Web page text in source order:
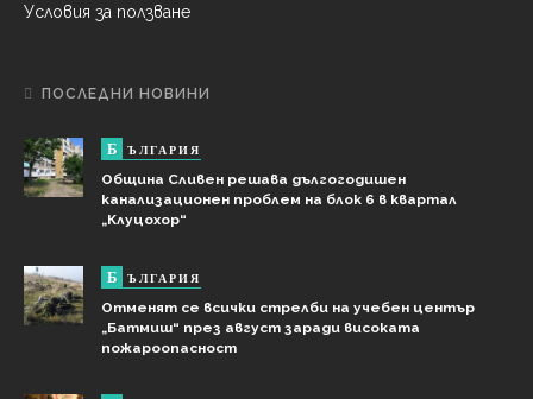
Условия за ползване
ПОСЛЕДНИ НОВИНИ
Б ЪЛГАРИЯ
Община Сливен решава дългогодишен
канализационен проблем на блок 6 в квартал
„Клуцохор“
Б ЪЛГАРИЯ
Отменят се всички стрелби на учебен център
„Батмиш“ през август заради високата
пожароопасност